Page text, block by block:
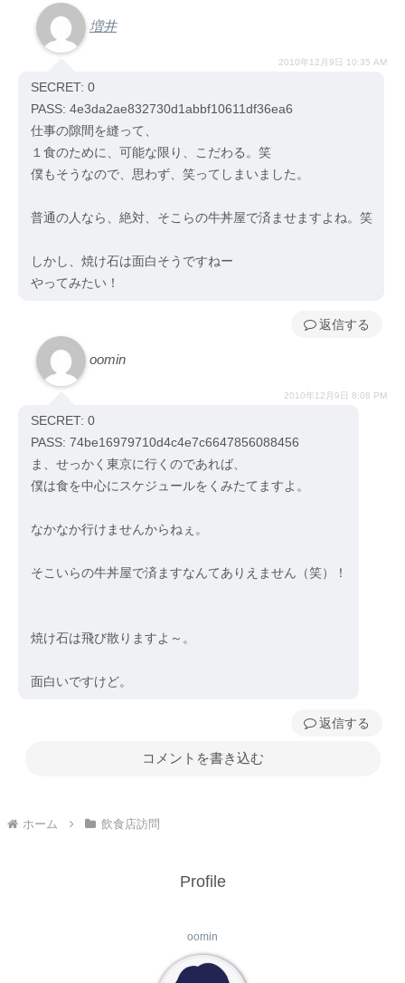
増井
2010年12月9日 10:35 AM
SECRET: 0
PASS: 4e3da2ae832730d1abbf10611df36ea6
仕事の隙間を縫って、
１食のために、可能な限り、こだわる。笑
僕もそうなので、思わず、笑ってしまいました。
普通の人なら、絶対、そこらの牛丼屋で済ませますよね。笑
しかし、焼け石は面白そうですねー
やってみたい！
返信
oomin
2010年12月9日 8:08 PM
SECRET: 0
PASS: 74be16979710d4c4e7c6647856088456
ま、せっかく東京に行くのであれば、
僕は食を中心にスケジュールをくみたてますよ。
なかなか行けませんからねぇ。
そこいらの牛丼屋で済ますなんてありえません（笑）！
焼け石は飛び散りますよ～。
面白いですけど。
返信
コメントを書き込む
ホーム 飲食店訪問
Profile
oomin